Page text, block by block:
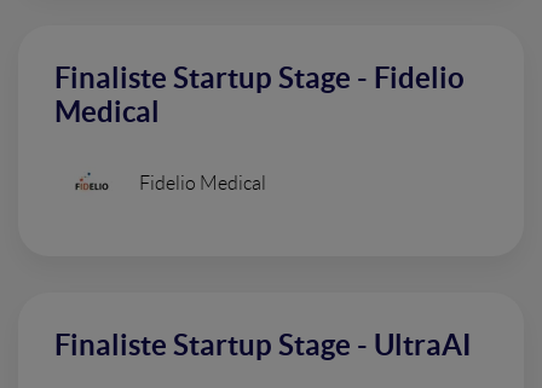
Finaliste Startup Stage - Fidelio
Medical
Fidelio Medical
Finaliste Startup Stage - UltraAI